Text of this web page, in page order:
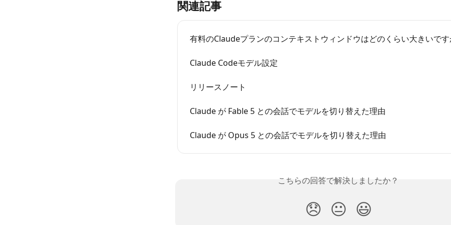
関連記事
有料のClaudeプランのコンテキストウィンドウはどのくらい大きいで
Claude Codeモデル設定
リリースノート
Claude が Fable 5 との会話でモデルを切り替えた理由
Claude が Opus 5 との会話でモデルを切り替えた理由
こちらの回答で解決しましたか？
😞 😐 😃